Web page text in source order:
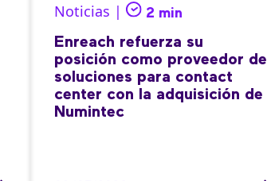
Noticias | 2 min
Enreach refuerza su
posición como proveedor de
soluciones para contact
center con la adquisición de
Numintec